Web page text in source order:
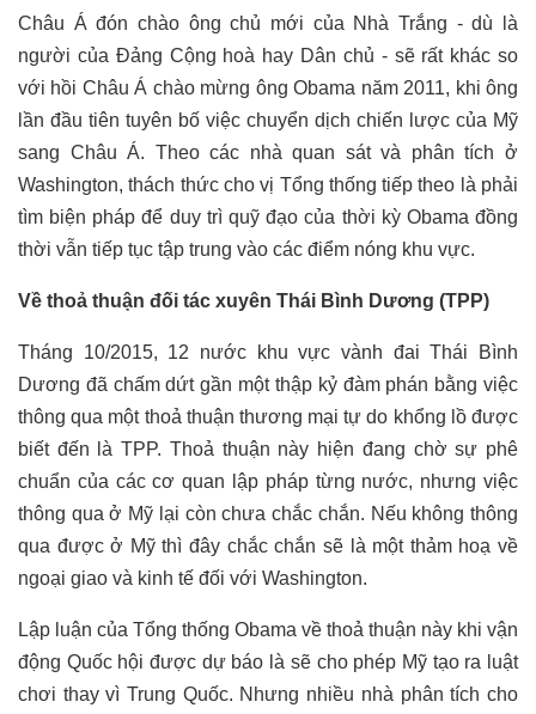
Châu Á đón chào ông chủ mới của Nhà Trắng - dù là
người của Đảng Cộng hoà hay Dân chủ - sẽ rất khác so
với hồi Châu Á chào mừng ông Obama năm 2011, khi ông
lần đầu tiên tuyên bố việc chuyển dịch chiến lược của Mỹ
sang Châu Á. Theo các nhà quan sát và phân tích ở
Washington, thách thức cho vị Tổng thống tiếp theo là phải
tìm biện pháp để duy trì quỹ đạo của thời kỳ Obama đồng
thời vẫn tiếp tục tập trung vào các điểm nóng khu vực.
Về thoả thuận đối tác xuyên Thái Bình Dương (TPP)
Tháng 10/2015, 12 nước khu vực vành đai Thái Bình
Dương đã chấm dứt gần một thập kỷ đàm phán bằng việc
thông qua một thoả thuận thương mại tự do khổng lồ được
biết đến là TPP. Thoả thuận này hiện đang chờ sự phê
chuẩn của các cơ quan lập pháp từng nước, nhưng việc
thông qua ở Mỹ lại còn chưa chắc chắn. Nếu không thông
qua được ở Mỹ thì đây chắc chắn sẽ là một thảm hoạ về
ngoại giao và kinh tế đối với Washington.
Lập luận của Tổng thống Obama về thoả thuận này khi vận
động Quốc hội được dự báo là sẽ cho phép Mỹ tạo ra luật
chơi thay vì Trung Quốc. Nhưng nhiều nhà phân tích cho